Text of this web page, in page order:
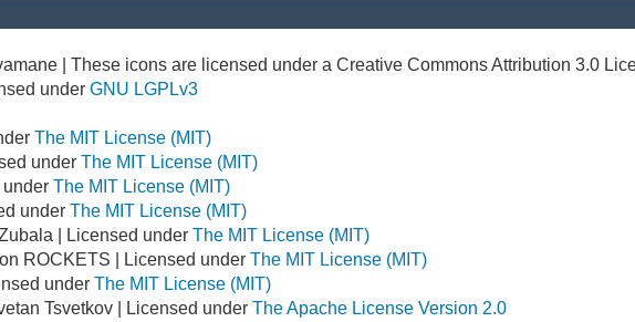
| These icons are licensed under a Creative Commons Attribution 3.0
underGNU LGPLv3
The MIT License (MIT)
underThe MIT License (MIT)
underThe MIT License (MIT)
underThe MIT License (MIT)
| Licensed underThe MIT License (MIT)
ROCKETS | Licensed underThe MIT License (MIT)
underThe MIT License (MIT)
Tsvetkov | Licensed underThe Apache License Version 2.0